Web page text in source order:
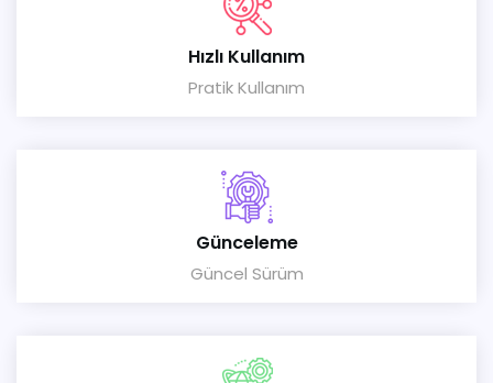
Hızlı Kullanım
Pratik Kullanım
Günceleme
Güncel Sürüm